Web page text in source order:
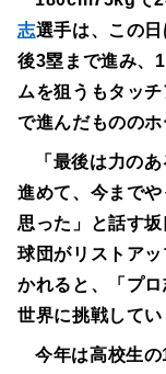
志選手は、この
後3塁まで進み、
ムを狙うもタッ
で進んだもののホ
「最後は力の
進めて、今まで
思った」と話す
球団がリストア
かれると、「プ
世界に挑戦してい
今年は高校生